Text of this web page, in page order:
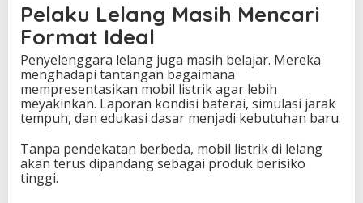
Pelaku Lelang Masih Mencari
Format Ideal
Penyelenggara lelang juga masih belajar. Mereka
menghadapi tantangan bagaimana
mempresentasikan mobil listrik agar lebih
meyakinkan. Laporan kondisi baterai, simulasi jarak
tempuh, dan edukasi dasar menjadi kebutuhan baru.
Tanpa pendekatan berbeda, mobil listrik di lelang
akan terus dipandang sebagai produk berisiko
tinggi.